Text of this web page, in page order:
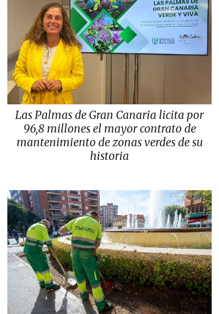
Las Palmas de Gran Canaria licita por
96,8 millones el mayor contrato de
mantenimiento de zonas verdes de su
historia